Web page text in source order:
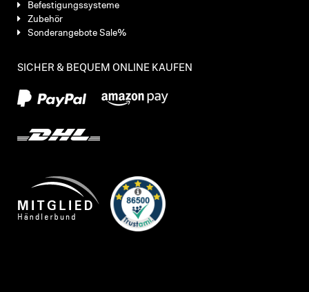
Befestigungssysteme
Zubehör
Sonderangebote Sale%
SICHER & BEQUEM ONLINE KAUFEN